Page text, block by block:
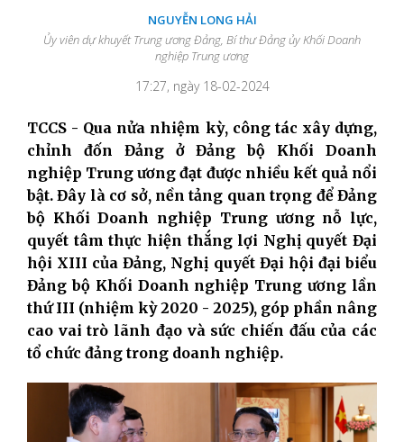
NGUYỄN LONG HẢI
Ủy viên dự khuyết Trung ương Đảng, Bí thư Đảng ủy Khối Doanh
nghiệp Trung ương
17:27, ngày 18-02-2024
TCCS - Qua nửa nhiệm kỳ, công tác xây dựng,
chỉnh đốn Đảng ở Đảng bộ Khối Doanh
nghiệp Trung ương đạt được nhiều kết quả nổi
bật. Đây là cơ sở, nền tảng quan trọng để Đảng
bộ Khối Doanh nghiệp Trung ương nỗ lực,
quyết tâm thực hiện thắng lợi Nghị quyết Đại
hội XIII của Đảng, Nghị quyết Đại hội đại biểu
Đảng bộ Khối Doanh nghiệp Trung ương lần
thứ III (nhiệm kỳ 2020 - 2025), góp phần nâng
cao vai trò lãnh đạo và sức chiến đấu của các
tổ chức đảng trong doanh nghiệp.